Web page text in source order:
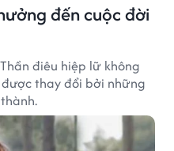
đến cuộc đời
điêu hiệp lữ không
thay đổi bởi những